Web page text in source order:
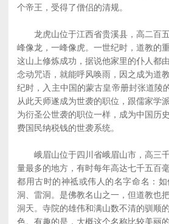
个帝王，受得了僧侣的清规。
龙虎山位于江西省贵溪县，高二百
峰像龙，一峰像虎。一世纪时，道教的
这山上修炼成功，据说他家里的仆人都
念动咒语，就能呼风唤雨，因之成为道
纪时，入主中国的蒙古皇帝册封张道陵
从此天师遂成为世袭的职位，跟儒家学
为衍圣公世袭的职位一样，成为中国历
费国民纳税钱的世袭系统。
峨眉山位于四川省峨眉山市，高三
量最多的地方，有时每年高达七千五百
都用古时的神祗或伟人的名字命名：
洞、雷洞。是佛教名山之一，但道教也
洞天。寺院的雄伟和满山数不清的驯顺
色。有趣的是，大概这个名称比较美